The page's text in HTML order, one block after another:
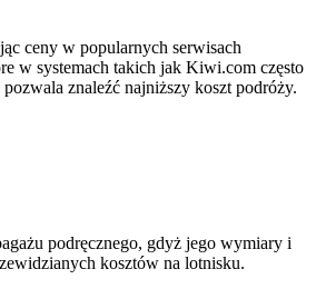
ceny w popularnych serwisach
w systemach takich jak Kiwi.com często
znaleźć najniższy koszt podróży.
podręcznego, gdyż jego wymiary i
kosztów na lotnisku.